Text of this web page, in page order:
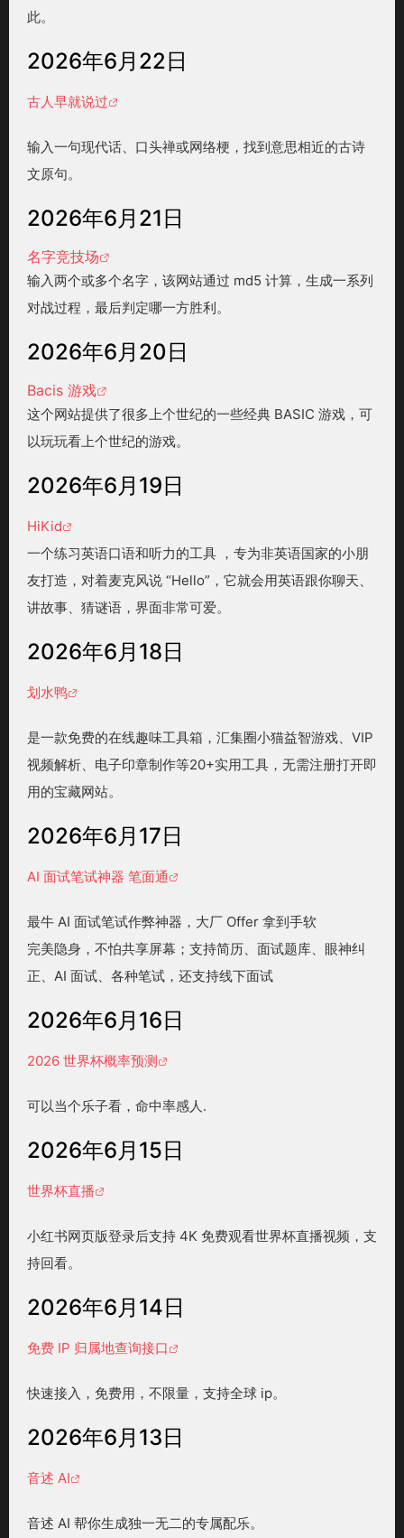
此。
2026年6月22日
古人早就说过
输入一句现代话、口头禅或网络梗，找到意思相近的古诗
文原句。
2026年6月21日
名字竞技场
输入两个或多个名字，该网站通过 md5 计算，生成一系列
对战过程，最后判定哪一方胜利。
2026年6月20日
Bacis 游戏
这个网站提供了很多上个世纪的一些经典 BASIC 游戏，可
以玩玩看上个世纪的游戏。
2026年6月19日
HiKid
一个练习英语口语和听力的工具 ，专为非英语国家的小朋
友打造，对着麦克风说 “Hello”，它就会用英语跟你聊天、
讲故事、猜谜语，界面非常可爱。
2026年6月18日
划水鸭
是一款免费的在线趣味工具箱，汇集圈小猫益智游戏、VIP
视频解析、电子印章制作等20+实用工具，无需注册打开即
用的宝藏网站。
2026年6月17日
AI 面试笔试神器 笔面通
最牛 AI 面试笔试作弊神器，大厂 Offer 拿到手软
完美隐身，不怕共享屏幕；支持简历、面试题库、眼神纠
正、AI 面试、各种笔试，还支持线下面试
2026年6月16日
2026 世界杯概率预测
可以当个乐子看，命中率感人.
2026年6月15日
世界杯直播
小红书网页版登录后支持 4K 免费观看世界杯直播视频，支
持回看。
2026年6月14日
免费 IP 归属地查询接口
快速接入，免费用，不限量，支持全球 ip。
2026年6月13日
音述 AI
音述 AI 帮你生成独一无二的专属配乐。